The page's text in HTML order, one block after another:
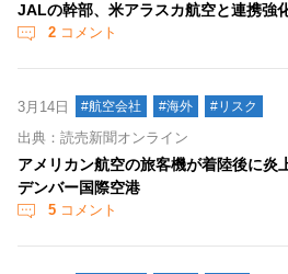
JALの幹部、米アラスカ航空と連携強
2 コメント
3月14日 #航空会社 #海外 #リスク
出典：読売新聞オンライン
アメリカン航空の旅客機が着陸後に
デンバー国際空港
5 コメント